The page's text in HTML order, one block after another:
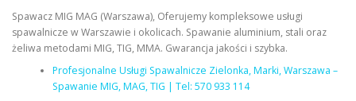
Spawacz MIG MAG (Warszawa), Oferujemy kompleksowe usługi
spawalnicze w Warszawie i okolicach. Spawanie aluminium, stali oraz
żeliwa metodami MIG, TIG, MMA. Gwarancja jakości i szybka.
Profesjonalne Usługi Spawalnicze Zielonka, Marki, Warszawa –
Spawanie MIG, MAG, TIG | Tel: 570 933 114